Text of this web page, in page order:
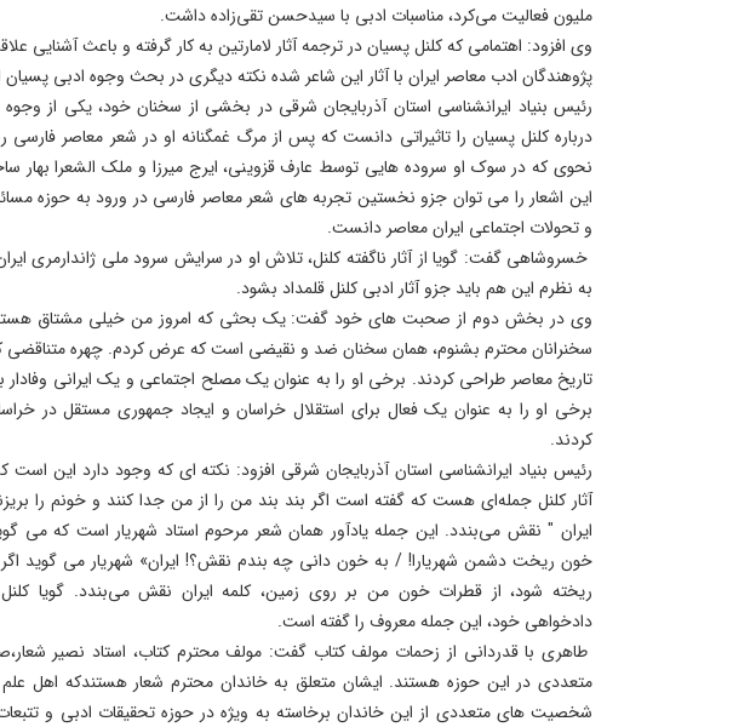
ملیون فعالیت می‌کرد، مناسبات ادبی با سیدحسن تقی‌زاده داشت.
وی افزود: اهتمامی که کلنل پسیان در ترجمه آثار لامارتین به کار گرفته و باعث آشنایی
پژوهندگان ادب معاصر ایران با آثار این شاعر شده نکته دیگری در بحث وجوه ادبی
رئیس بنیاد ایرانشناسی استان آذربایجان شرقی در بخشی از سخنان خود، یکی از
درباره کلنل پسیان را تاثیراتی دانست که پس از مرگ غمگنانه او در شعر معاصر فارسی
نحوی که در سوک او سروده هایی توسط عارف قزوینی، ایرج میرزا و ملک الشعرا بهار
این اشعار را می توان جزو نخستین تجربه های شعر معاصر فارسی در ورود به حوزه
و تحولات اجتماعی ایران معاصر دانست.
خسروشاهی گفت: گویا از آثار ناگفته‌ کلنل، تلاش او در سرایش سرود ملی ژاندارمری
به نظرم این هم باید جزو آثار ادبی کلنل قلمداد بشود.
وی در بخش دوم از صحبت های خود گفت: یک بحثی که امروز من خیلی مشتاق
سخنرانان محترم بشنوم، همان سخنان ضد و نقیضی است که عرض کردم. چهره متناقضی
تاریخ معاصر طراحی کردند. برخی او را به عنوان یک مصلح اجتماعی و یک ایرانی وفادار
برخی او را به عنوان یک فعال برای استقلال خراسان و ایجاد جمهوری مستقل در
کردند.
رئیس بنیاد ایرانشناسی استان آذربایجان شرقی افزود: نکته ای که وجود دارد این است
آثار کلنل جمله‌ای هست که گفته است اگر بند بند من را از من جدا کنند و خونم را
ایران " نقش می‌بندد. این جمله یادآور همان شعر مرحوم استاد شهریار است که می
خون ریخت دشمن شهریارا! / به خون دانی چه بندم نقش؟! ایران» شهریار می گوید
ریخته شود، از قطرات خون من بر روی زمین، کلمه ایران نقش می‌بندد. گویا
دادخواهی خود، این جمله معروف را گفته است.
طاهری با قدردانی از زحمات مولف کتاب گفت: مولف محترم کتاب، استاد نصیر
متعددی در این حوزه هستند. ایشان متعلق به خاندان محترم شعار هستندکه اهل
شخصیت های متعددی از این خاندان برخاسته به ویژه در حوزه تحقیقات ادبی و